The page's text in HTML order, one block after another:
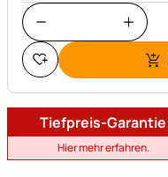
Tiefpreis-Garantie
Hier mehr erfahren.